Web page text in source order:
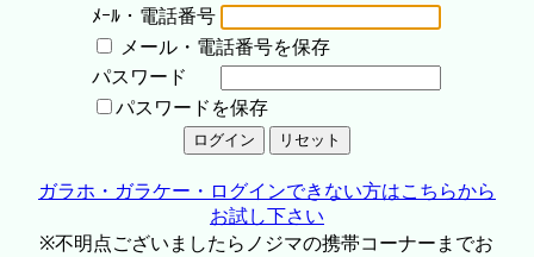
ﾒｰﾙ・電話番号
メール・電話番号を保存
パスワード
パスワードを保存
ガラホ・ガラケー・ログインできない方はこちらから
お試し下さい
※不明点ございましたらノジマの携帯コーナーまでお